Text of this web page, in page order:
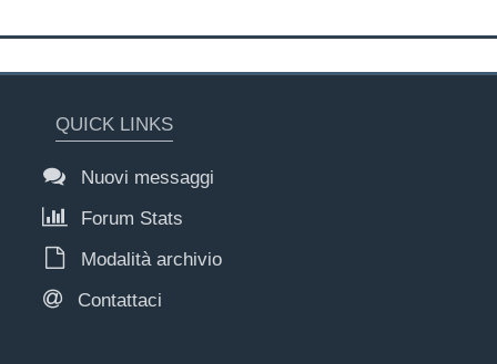
QUICK LINKS
Nuovi messaggi
Forum Stats
Modalità archivio
Contattaci